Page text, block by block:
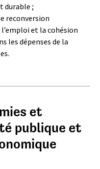
durable ;
reconversion
et la cohésion
les dépenses de la
et
publique et